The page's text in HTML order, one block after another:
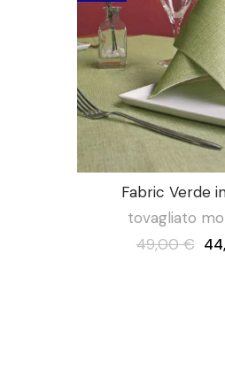
Fabric Verde
tovagliato
49,00 €